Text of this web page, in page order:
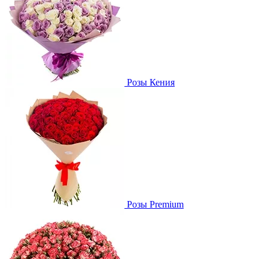
Розы Кения
Розы Premium